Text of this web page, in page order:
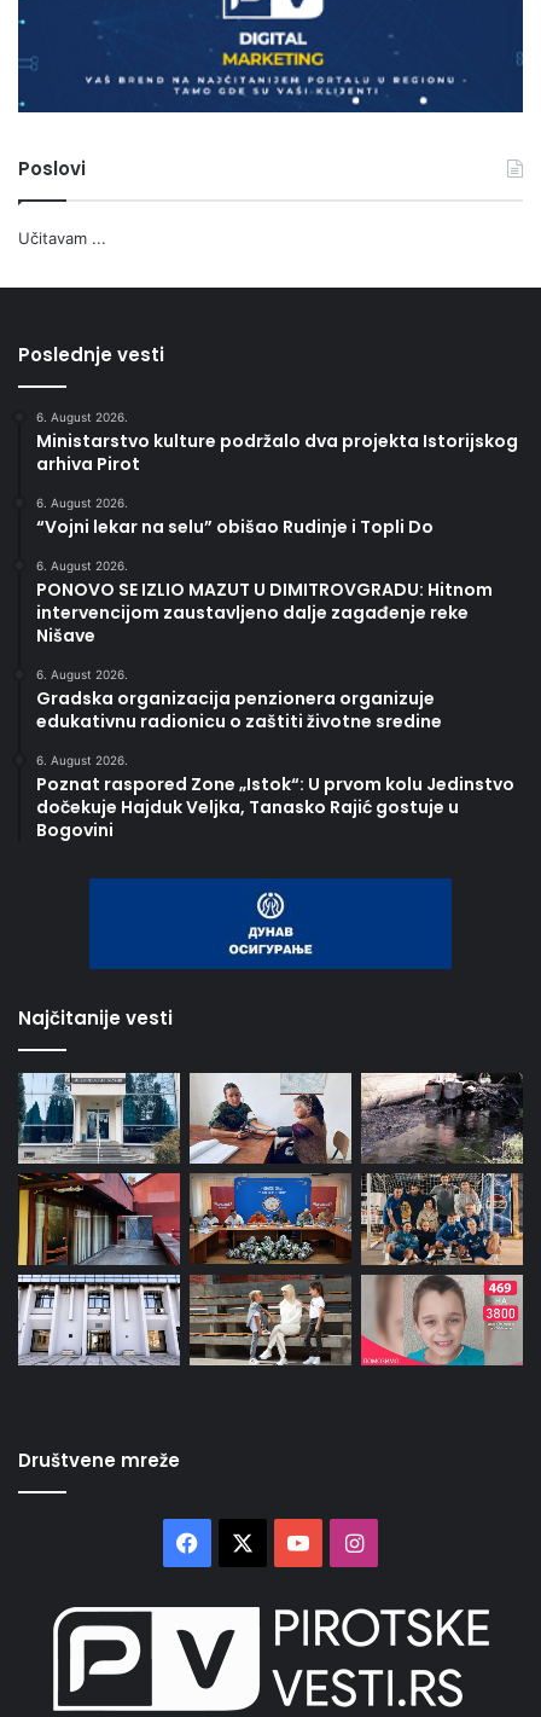
Poslovi
Učitavam ...
Poslednje vesti
6. August 2026.
Ministarstvo kulture podržalo dva projekta Istorijskog
arhiva Pirot
6. August 2026.
“Vojni lekar na selu” obišao Rudinje i Topli Do
6. August 2026.
PONOVO SE IZLIO MAZUT U DIMITROVGRADU: Hitnom
intervencijom zaustavljeno dalje zagađenje reke
Nišave
6. August 2026.
Gradska organizacija penzionera organizuje
edukativnu radionicu o zaštiti životne sredine
6. August 2026.
Poznat raspored Zone „Istok“: U prvom kolu Jedinstvo
dočekuje Hajduk Veljka, Tanasko Rajić gostuje u
Bogovini
Najčitanije vesti
Društvene mreže
Facebook YouTubeInstagram